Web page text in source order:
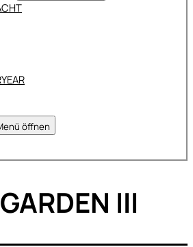
öffnen
III